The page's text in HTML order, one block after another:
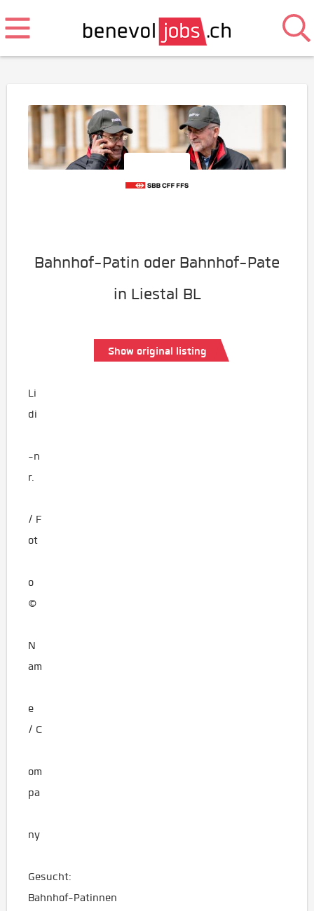
Bahnhof-Patin oder Bahnhof-Pate
in Liestal BL
Show original listing
Li
di
-n
r.
/ F
ot
o
©
N
am
e
/ C
om
pa
ny
Gesucht:
Bahnhof-Patinnen